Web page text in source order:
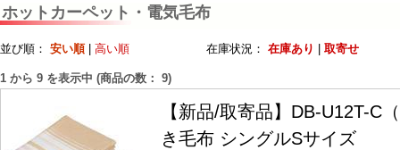
ホットカーペット・電気毛布
並び順： 安い順| 高い順 在庫状況： 在庫あり 取寄せ
1 から 9 を表示中 (商品の数： 9)
【新品/取寄品】DB-U12T-C
き毛布 シングルSサイズ